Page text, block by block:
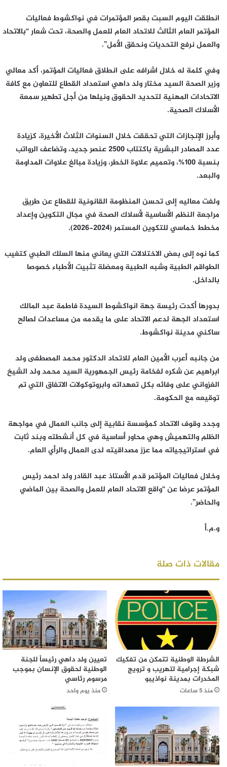
انطلقت اليوم السبت بقصر المؤتمرات في نواكشوط فعاليات
المؤتمر العام الثالث للاتحاد العام للعمل والصحة، تحت شعار “بالاتحاد
والعمل نرفع التحديات ونحقق الأمل”.
وفي كلمة له خلال اشرافه على انطلاق فعاليات المؤتمر، أكد معالي
وزير الصحة السيد مختار ولد داهي استعداد القطاع للتعاون مع كافة
الاتحادات المهنية لتحديد الحقوق ونيلها من أجل تطهير سمعة
الأسلاك الصحية.
وأبرز الإنجازات التي تحققت خلال السنوات الثلاث الأخيرة، كزيادة
عدد المصادر البشرية باكتتاب 2500 عنصر جديد، وتضاعف الرواتب
بنسبة 100%، وتعميم علاوة الخطر، وزيادة مبالغ علاوات المداومة
والبعد.
ولفت معاليه إلى تحسن المنظومة القانونية للقطاع عن طريق
مراجعة النظم الأساسية لأسلاك الصحة في مجال التكوين وإعداد
مخطط خماسي للتكوين المستمر (2024-2026).
كما نوه إلى بعض الاختلالات التي يعاني منها السلك الطبي كتغيب
الطواقم الطبية وشبه الطبية ومعضلة تثبيت الأطباء خصوصا
بالداخل.
بدورها أكدت رئيسة جهة انواكشوط السيدة فاطمة عبد المالك
استعداد الجهة لدعم الاتحاد على ما يقدمه من مساعدات لصالح
ساكني مدينة نواكشوط.
من جانبه أعرب الأمين العام للاتحاد الدكتور محمد المصطفى ولد
ابراهيم عن شكره لفخامة رئيس الجمهورية السيد محمد ولد الشيخ
الغزواني على وفائه بكل تعهداته وابروتوكولات الاتفاق التي تم
توقيعه مع الحكومة.
وجدد وقوف الاتحاد كمؤسسة نقابية إلى جانب العمال في مواجهة
الظلم والتهميش وهي محاور أساسية في كل أنشطته وبند ثابت
في استراتيجياته مما عزز مصداقيته لدى العمال والرأي العام.
وخلال فعاليات المؤتمر قدم الأستاذ عبد القادر ولد احمد رئيس
المؤتمر عرضا عن “واقع الاتحاد العام للعمل والصحة بين الماضي
والحاضر”.
و.م.أ
مقالات ذات صلة
الشرطة الوطنية تتمكن من تفكيك
شبكة إجرامية لتهريب و ترويج
المخدرات بمدينة نواذيبو
منذ 5 ساعات
تعيين ولد داهي رئيساً للجنة
الوطنية لحقوق الإنسان بموجب
مرسوم رئاسي
منذ يوم واحد